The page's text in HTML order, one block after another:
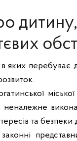
в яких
та безпеки